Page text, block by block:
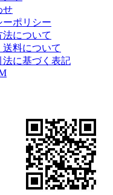
せ
ーポリシー
法について
料について
法に基づく表記